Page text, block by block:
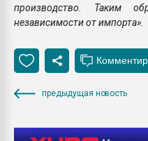
производство. Таким
независимости от импорта».
предыдущая новость